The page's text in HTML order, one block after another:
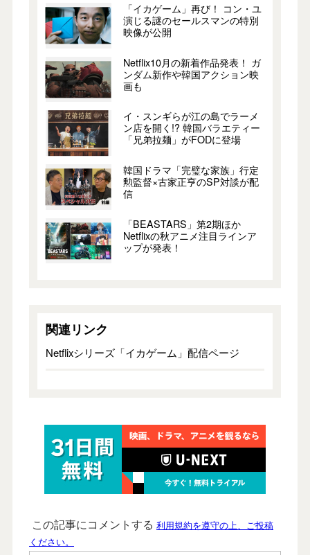
「イカゲーム」再び！ コン・ユ
演じる謎のセールスマンの特別
映像が公開
Netflix10月の新着作品発表！ ガ
ンダム新作や韓国アクション映
画も
イ・スンギらが江の島でラーメ
ン店を開く!? 韓国バラエティー
「兄弟拉麺」がFODに登場
韓国ドラマ「完璧な家族」行定
勲監督×古家正亨のSP対談が配
信
「BEASTARS」第2期ほか
Netflixの秋アニメ注目ラインア
ップが発表！
関連リンク
Netflixシリーズ「イカゲーム」配信ページ